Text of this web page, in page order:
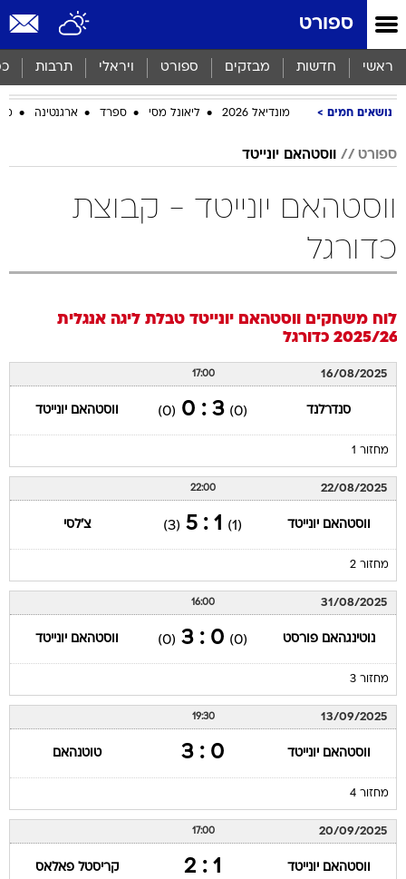
ספורט
ראשי חדשות מבזקים ספורט ויראלי תרבות
נושאים חמים מונדיאל 2026 ליאונל מסי ספרד ארגנטינה
ספורט ווסטהאם יונייטד
ווסטהאם יונייטד - קבוצת
כדורגל
לוח משחקים ווסטהאם יונייטד טבלת ליגה אנגלית
2025/26 כדורגל
16/08/2025
17:00
סנדרלנד (0)
3 : 0
(0) ווסטהאם יונייטד
מחזור 1
22/08/2025
22:00
ווסטהאם יונייטד (1)
1 : 5
(3) צ'לסי
מחזור 2
31/08/2025
16:00
נוטינגהאם פורסט (0)
0 : 3
(0) ווסטהאם יונייטד
מחזור 3
13/09/2025
19:30
ווסטהאם יונייטד 0 : 3 טוטנהאם
מחזור 4
20/09/2025
17:00
ווסטהאם יונייטד 1 : 2 קריסטל פאלאס